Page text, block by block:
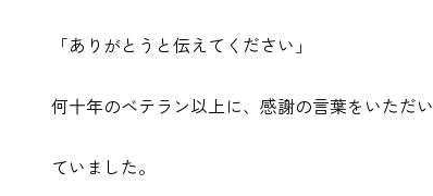
「ありがとうと伝えてください」
何十年のベテラン以上に、感謝の言葉をいただい
ていました。